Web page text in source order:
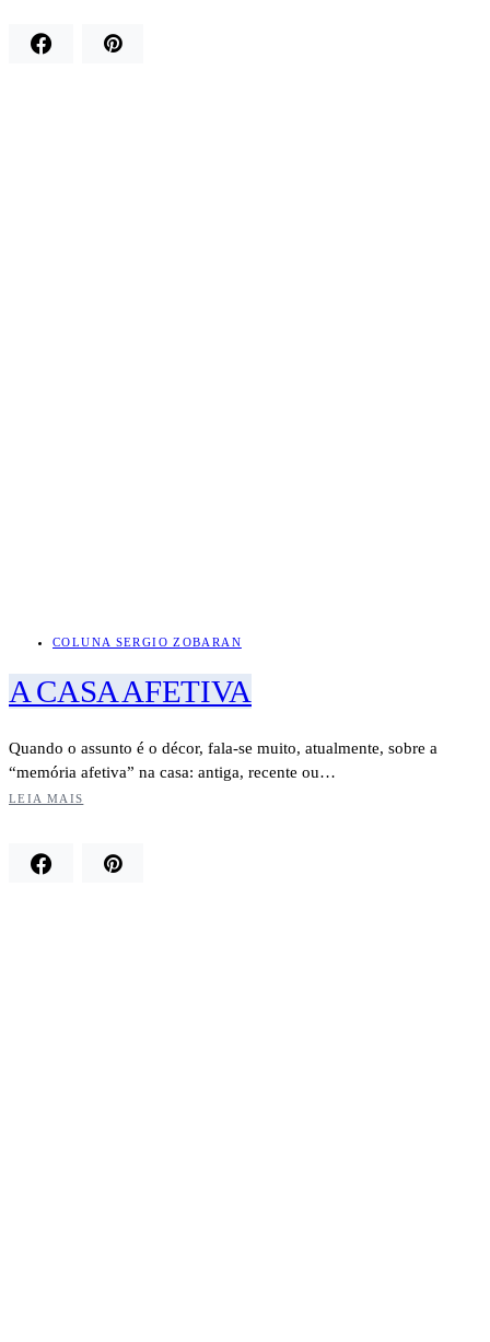
COLUNA SERGIO ZOBARAN
A CASA AFETIVA
Quando o assunto é o décor, fala-se muito, atualmente, sobre a
“memória afetiva” na casa: antiga, recente ou…
LEIA MAIS